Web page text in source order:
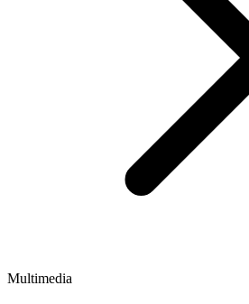
Multimedia